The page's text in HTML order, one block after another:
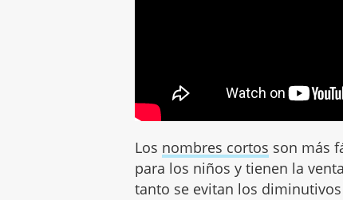
Los nombres cortos son más
para los niños y tienen la
tanto se evitan los